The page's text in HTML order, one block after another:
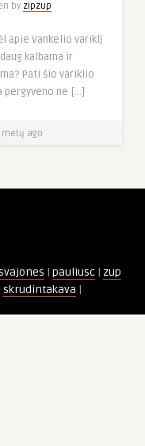
by zipzup
apie Vankelio variklį
kalbama ir
Pati šio variklio
pergyveno ne […]
metų ago
| pauliusc | zup
skrudintakava |